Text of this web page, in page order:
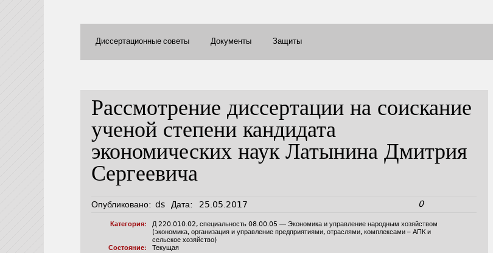
Диссертационные советы Документы Защиты
Рассмотрение диссертации на соискание
ученой степени кандидата
экономических наук Латынина Дмитрия
Сергеевича
Опубликовано: ds Дата: 25.05.2017 0
Категория: Д 220.010.02,специальность 08.00.05 — Экономика и управление народным хозяйством
(экономика, организация и управление предприятиями, отраслями, комплексами – АПК и
сельское хозяйство)
Состояние:
Текущая